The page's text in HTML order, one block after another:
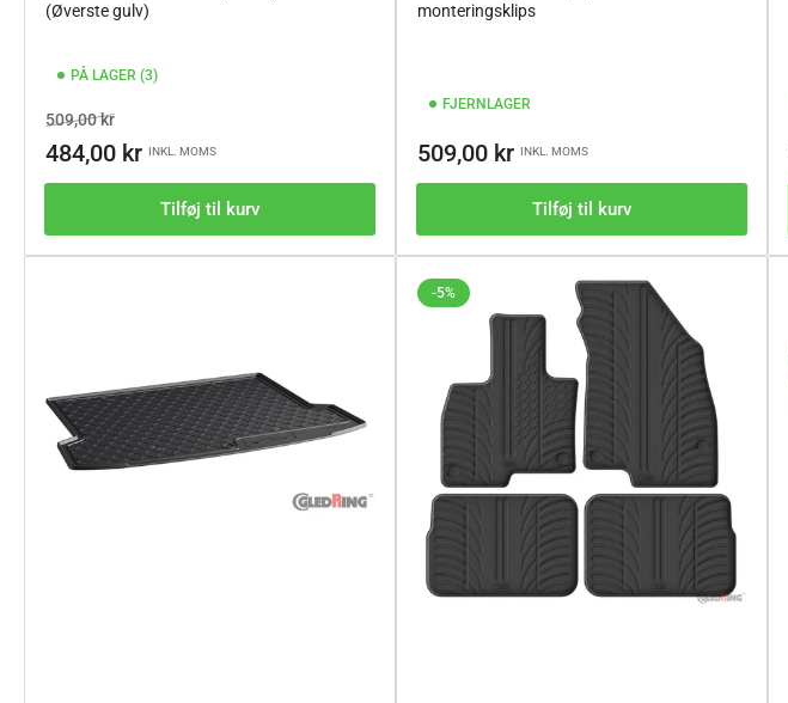
(Øverste gulv)
PÅ LAGER (3)
Vejl.pris
509,00 krTilbudspris
484,00 kr INKL. MOMS
Tilføj til kurv
monteringsklips
FJERNLAGER
Vejl.pris
509,00 kr INKL. MOMS
Tilføj til kurv
-5%